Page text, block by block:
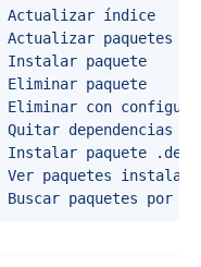
índice
paquetes
paquete
paquete
con
dependencias
paquete .deb
paquetes